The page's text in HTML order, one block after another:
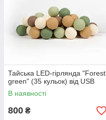
Тайська LED-гірлянда "Forest
green" (35 кульок) від USB
В наявності
800 ₴